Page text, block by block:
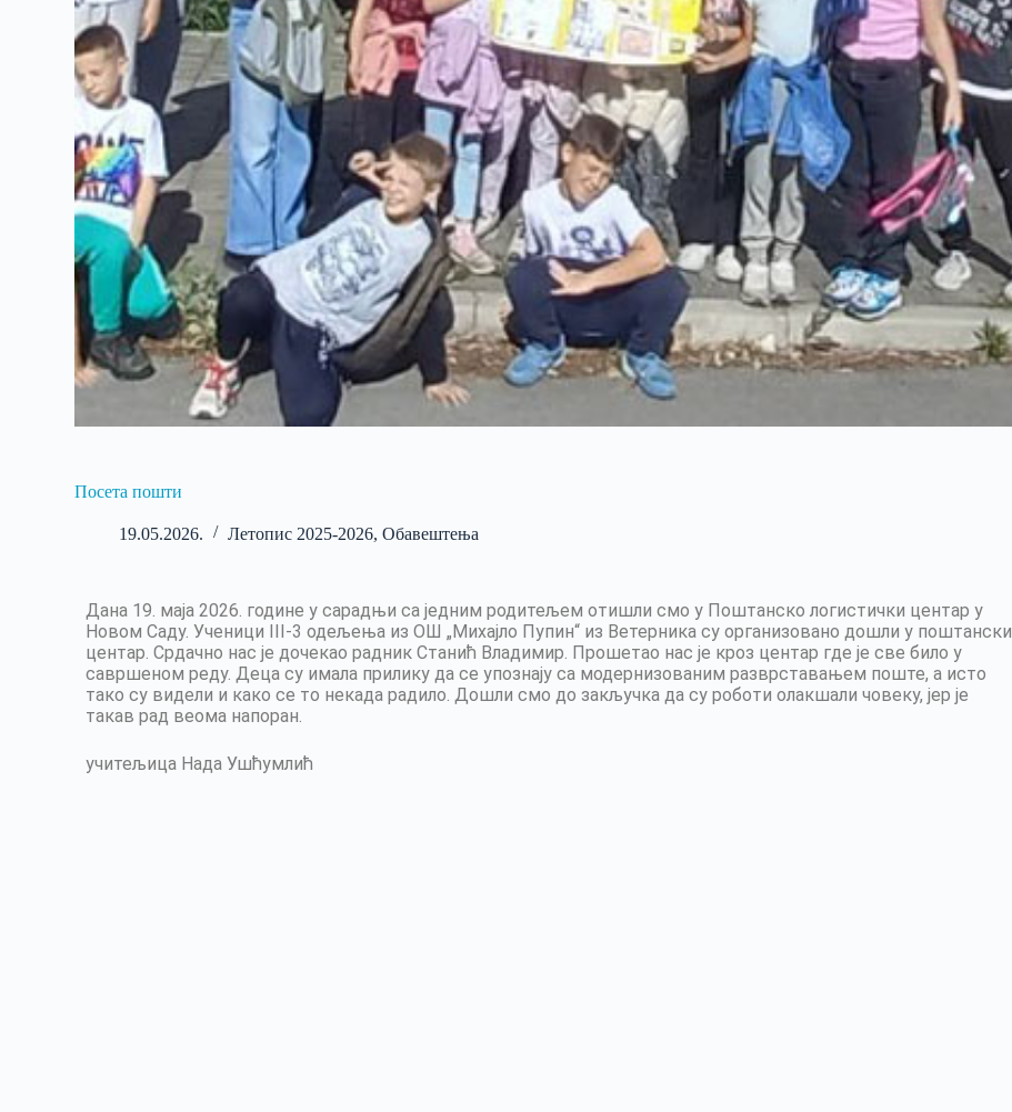
Посета пошти
19.05.2026. Летопис 2025-2026,Обавештења
Дана 19. маја 2026. године у сарадњи са једним родитељем отишли смо у Поштанско логистички центар у
Новом Саду. Ученици III-3 одељења из ОШ „Михајло Пупин“ из Ветерника су организовано дошли у поштански
центар. Срдачно нас је дочекао радник Станић Владимир. Прошетао нас је кроз центар где је све било у
савршеном реду. Деца су имала прилику да се упознају са модернизованим разврставањем поште, а исто
тако су видели и како се то некада радило. Дошли смо до закључка да су роботи олакшали човеку, јер је
такав рад веома напоран.
учитељица Нада Ушћумлић